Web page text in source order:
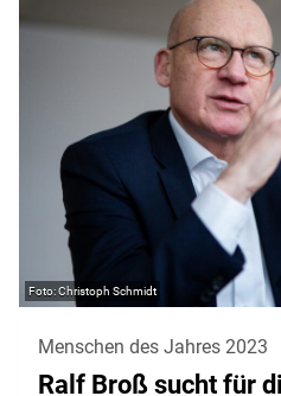
Christoph Schmidt
Menschen des Jahres 2023
Ralf Broß sucht für